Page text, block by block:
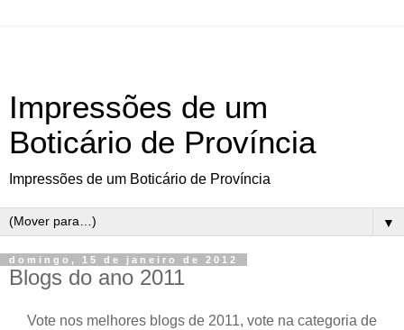
Impressões de um
Boticário de Província
Impressões de um Boticário de Província
▼
domingo, 15 de janeiro de 2012
Blogs do ano 2011
Vote nos melhores blogs de 2011, vote na categoria de